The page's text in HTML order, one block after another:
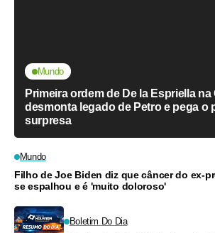
Mundo
Primeira ordem de De la Espriella
desmonta legado de Petro e pega o
surpresa
Mundo
Filho de Joe Biden diz que câncer do ex-
se espalhou e é 'muito doloroso'
Boletim Do Dia